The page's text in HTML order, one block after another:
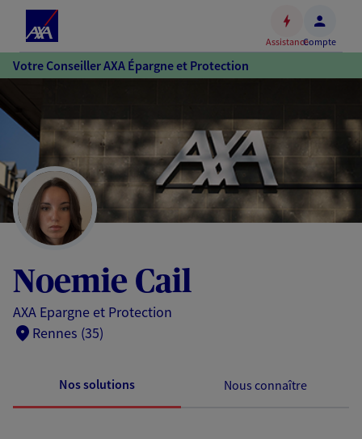
Accéder
au
Accéder
au
pied
de
page
AssistanceCompte
Votre Conseiller AXA Épargne et Protection
Noemie Cail
AXA Epargne et Protection
Rennes (35)
Nos solutions Nous connaître